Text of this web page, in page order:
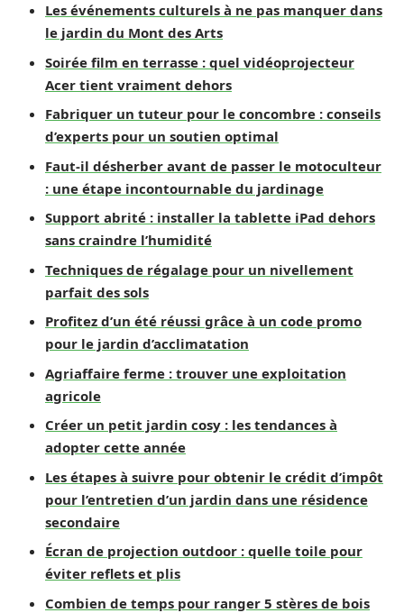
Les événements culturels à ne pas manquer dans
le jardin du Mont des Arts
Soirée film en terrasse : quel vidéoprojecteur
Acer tient vraiment dehors
Fabriquer un tuteur pour le concombre : conseils
d’experts pour un soutien optimal
Faut-il désherber avant de passer le motoculteur
: une étape incontournable du jardinage
Support abrité : installer la tablette iPad dehors
sans craindre l’humidité
Techniques de régalage pour un nivellement
parfait des sols
Profitez d’un été réussi grâce à un code promo
pour le jardin d’acclimatation
Agriaffaire ferme : trouver une exploitation
agricole
Créer un petit jardin cosy : les tendances à
adopter cette année
Les étapes à suivre pour obtenir le crédit d’impôt
pour l’entretien d’un jardin dans une résidence
secondaire
Écran de projection outdoor : quelle toile pour
éviter reflets et plis
Combien de temps pour ranger 5 stères de bois